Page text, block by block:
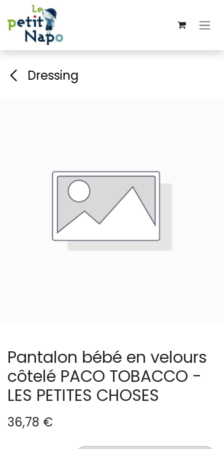
Se rendre au contenu
Dressing
Pantalon bébé en velours
côtelé PACO TOBACCO -
LES PETITES CHOSES
36,78 €